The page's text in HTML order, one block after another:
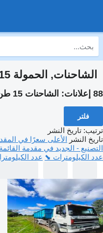
الشاحنات, الحمولة 15 طن
88 إعلانات: الشاحنات 15 طن
فلتر
ترتيب: تاريخ النشر
تاريخ النشر الأعلى سعرًا في
التصنيع - الجديد في مقدمة القائمة
عدد الكيلومترات ⬊ عدد